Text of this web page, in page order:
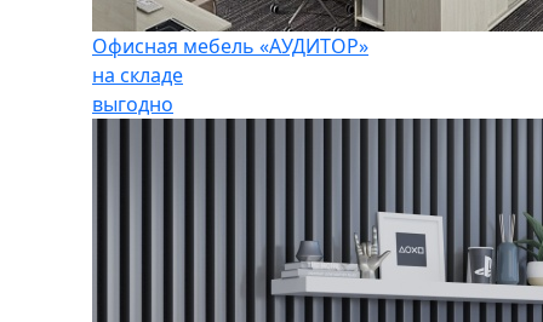
Офисная мебель «АУДИТОР»
на складе
выгодно